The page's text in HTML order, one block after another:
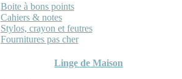
Boite à bons points
Cahiers & notes
Stylos, crayon et feutres
Fournitures pas cher
Linge de Maison